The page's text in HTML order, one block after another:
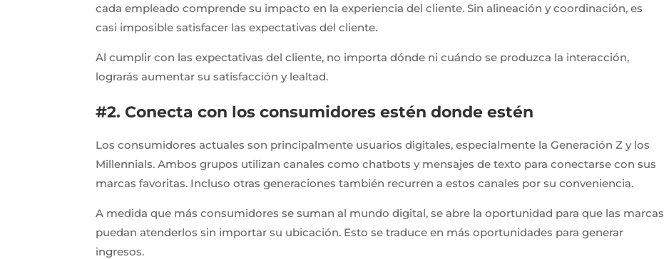
cada empleado comprende su impacto en la experiencia del cliente. Sin alineación y coordinación, es
casi imposible satisfacer las expectativas del cliente.
Al cumplir con las expectativas del cliente, no importa dónde ni cuándo se produzca la interacción,
lograrás aumentar su satisfacción y lealtad.
#2. Conecta con los consumidores estén donde estén
Los consumidores actuales son principalmente usuarios digitales, especialmente la Generación Z y los
Millennials. Ambos grupos utilizan canales como chatbots y mensajes de texto para conectarse con sus
marcas favoritas. Incluso otras generaciones también recurren a estos canales por su conveniencia.
A medida que más consumidores se suman al mundo digital, se abre la oportunidad para que las marcas
puedan atenderlos sin importar su ubicación. Esto se traduce en más oportunidades para generar
ingresos.